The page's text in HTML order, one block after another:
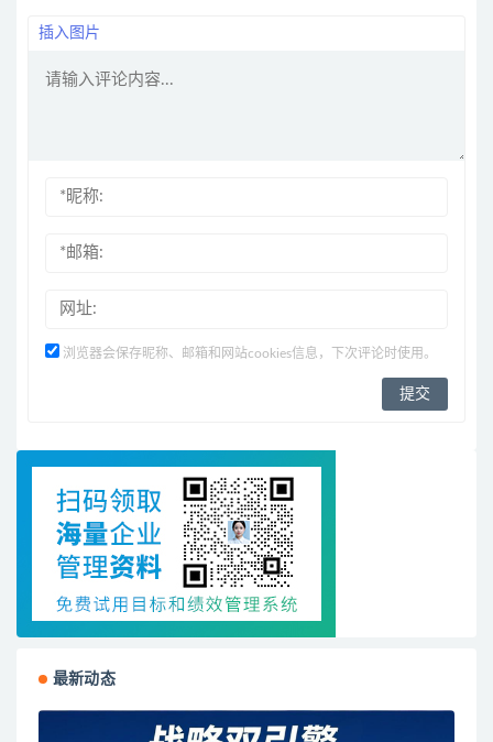
插入图片
浏览器会保存昵称、邮箱和网站cookies信息，下次评论时使用。
最新动态